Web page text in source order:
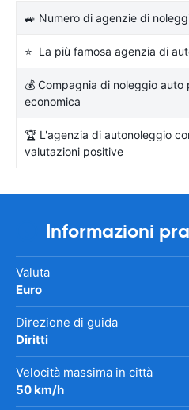
🚙 Numero di agenzie di
⭐ La più famosa agenzia di
💰 Compagnia di noleggio auto
economica
🏆 L'agenzia di autonoleggio
valutazioni positive
Informazioni
Valuta
Euro
Direzione di guida
Diritti
Velocità massima in città
50 km/h